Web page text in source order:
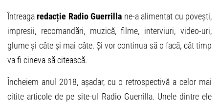
Întreagaredacție Radio Guerrilla ne-a alimentat cu povești,
impresii, recomandări, muzică, filme, interviuri, video-uri,
glume și câte și mai câte. Și vor continua să o facă, cât timp
va fi cineva să citească.
Încheiem anul 2018, așadar, cu o retrospectivă a celor mai
citite articole de pe site-ul Radio Guerrilla. Unele dintre ele